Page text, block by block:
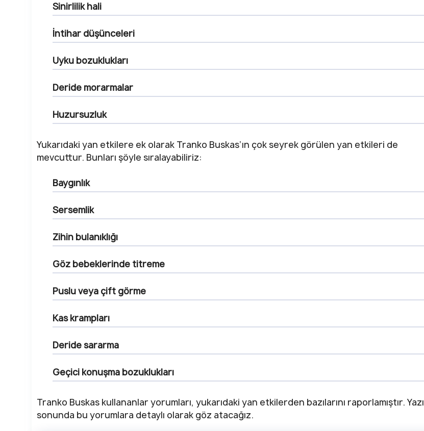
Sinirlilik hali
İntihar düşünceleri
Uyku bozuklukları
Deride morarmalar
Huzursuzluk
Yukarıdaki yan etkilere ek olarak Tranko Buskas’ın çok seyrek görülen yan etkileri de
mevcuttur. Bunları şöyle sıralayabiliriz:
Baygınlık
Sersemlik
Zihin bulanıklığı
Göz bebeklerinde titreme
Puslu veya çift görme
Kas krampları
Deride sararma
Geçici konuşma bozuklukları
Tranko Buskas kullananlar yorumları, yukarıdaki yan etkilerden bazılarını raporlamıştır. Yazı
sonunda bu yorumlara detaylı olarak göz atacağız.